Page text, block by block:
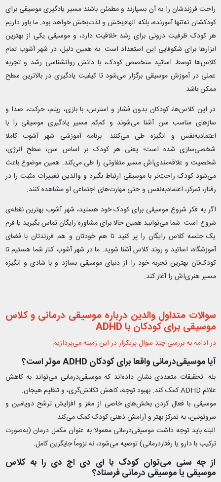
راحت فرزندشان را به آن بسپارند و مطمئن باشند مسیر یادگیری موسیقی برای
کودکشان نه‌تنها آموزنده، بلکه الهام‌بخش و لذت‌بخش خواهد بود. ما باور داریم
هر کودک ظرفیت درونی برای رشد خلاقیت دارد، و موسیقی یکی از بهترین
ابزارها برای شکوفایی این استعداد است. به همین دلیل، در شهر آشوب تمام
کلاس‌ها توسط اساتید متخصص کودک، با دانش روانشناسی رشد و تجربه
عملی در آموزش موسیقی برگزار می‌شود تا کیفیت یادگیری در بالاترین سطح
ممکن باشد.
در این کلاس‌ها، کودکان بدون فشار و استرس، با بازی، ریتم، حرکت، صدا و
سازهای مناسب سن آشنا می‌شوند و کم‌کم مسیر یادگیری موسیقی را با
اعتماد‌به‌نفس و انگیزه طی می‌کنند. برنامه آموزشی شهر آشوب کاملا
شخصی‌سازی شده است؛ یعنی هر کودک بر اساس سن، سطح انرژی،
شخصیت و علاقه‌مندی‌اش مسیر متفاوتی را طی می‌کند. همین موضوع باعث
می‌شود کودک راحت‌تر با موسیقی ارتباط بگیرد و والدین تغییرات مثبت را در
رفتار، تمرکز، اعتمادبه‌نفس و حتی مهارت‌های اجتماعی او مشاهده کنند.
اگر به فکر شروع موسیقی برای کودک خود هستید، شهر آشوب بهترین نقطه‌ی
شروع است. شما می‌توانید همین حالا برای مشاوره رایگان تماس بگیرید یا فرم
یک جلسه کلاس رایگان را پر کنید تا هم خودتان و هم فرزندتان با فضای
آموزشگاه، اساتید و روند کلاس آشنا شوید. ما در شهر آشوب کنار شما هستیم تا
کودک‌تان بهترین تجربه خود را از دنیای موسیقی بسازد و با شادی و انگیزه
مسیر هنری‌اش را آغاز کند.
سوالات متداول والدین درباره موسیقی‌ درمانی و کلاس
موسیقی برای کودکان با ADHD
در ادامه به بررسی چند سوال پرتکرار در این زمینه می‌پردازیم.
آیا موسیقی‌درمانی واقعا برای کودکان ADHD موثر است؟
بله. تحقیقات متعددی نشان داده‌اند که موسیقی‌درمانی می‌تواند به کاهش
علائم ADHD کمک کند: بهبود توجه، کاهش تکانش‌گری، و تنظیم هیجان.
موسیقی با فعال کردن بخش‌های خاصی از مغز و افزایش ترشح دوپامین و
سروتونین، به تمرکز بهتر و آرامش ذهنی کودک کمک می‌کند.
البته باید توجه داشت موسیقی‌درمانی معمولا به عنوان مکمل درمان (به‌صورت
ترکیب با دارو یا رفتاردرمانی) توصیه می‌شود، نه لزوماً جایگزین کامل.
از چه سنی می‌توان کودک با ای دی اچ دی را به کلاس
موسیقی یا موسیقی‌ درمانی فرستاد؟